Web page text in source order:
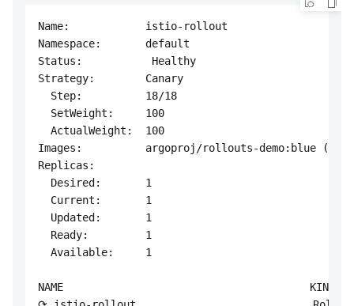
Name:            istio-rollout
Namespace:       default
Status:           Healthy
Strategy:        Canary
  Step:          18/18
  SetWeight:     100
  ActualWeight:  100
Images:          argoproj/rollouts-demo:blue
Replicas:
  Desired:       1
  Current:       1
  Updated:       1
  Ready:         1
  Available:     1
NAME                                       KIND